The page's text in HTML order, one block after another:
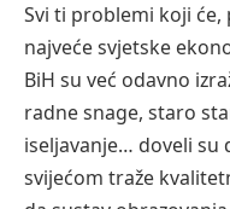
Svi ti problemi koji
najveće svjetske
BiH su već odavno
radne snage, staro
iseljavanje… doveli su
svijećom traže